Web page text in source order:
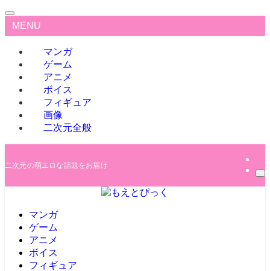
MENU
マンガ
ゲーム
アニメ
ボイス
フィギュア
画像
二次元全般
二次元の萌エロな話題をお届け
マンガ
ゲーム
アニメ
ボイス
フィギュア